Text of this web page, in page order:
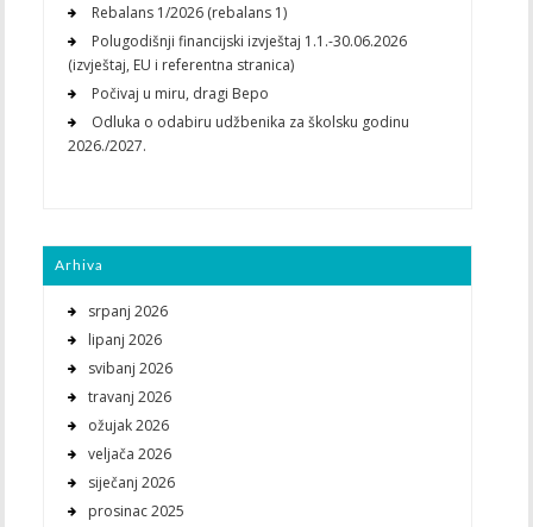
Rebalans 1/2026 (rebalans 1)
Polugodišnji financijski izvještaj 1.1.-30.06.2026
(izvještaj, EU i referentna stranica)
Počivaj u miru, dragi Bepo
Odluka o odabiru udžbenika za školsku godinu
2026./2027.
Arhiva
srpanj 2026
lipanj 2026
svibanj 2026
travanj 2026
ožujak 2026
veljača 2026
siječanj 2026
prosinac 2025